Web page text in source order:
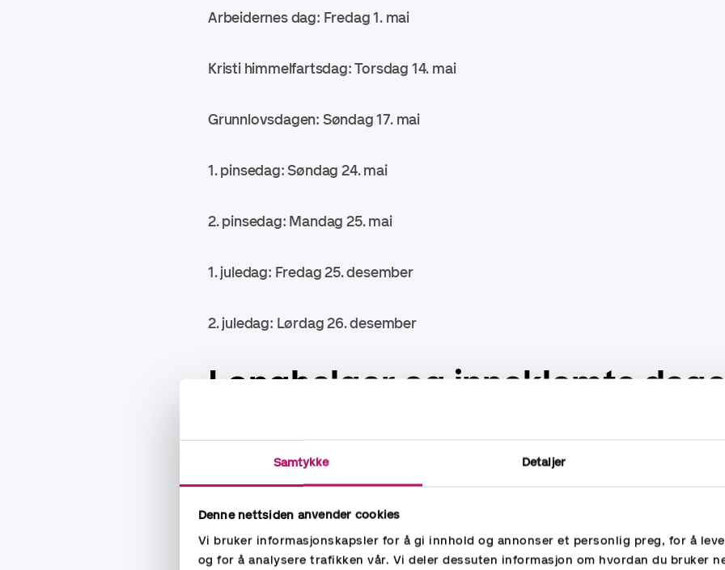
Samtykke Detaljer
Denne nettsiden anvender cookies
Vi bruker informasjonskapsler for å gi innhold og annonser et personlig preg, for å
og for å analysere trafikken vår. Vi deler dessuten informasjon om hvordan du bruker
Arbeidernes dag: Fredag 1. mai
Kristi himmelfartsdag: Torsdag 14. mai
Grunnlovsdagen: Søndag 17. mai
1. pinsedag: Søndag 24. mai
2. pinsedag: Mandag 25. mai
1. juledag: Fredag 25. desember
2. juledag: Lørdag 26. desember
Langhelger og inneklemte
Kristi himmelfartsdag: Torsdag 14. mai. Fredag 15. mai er en populær inneklemt
Jul: Første juledag er fredag 25. desember